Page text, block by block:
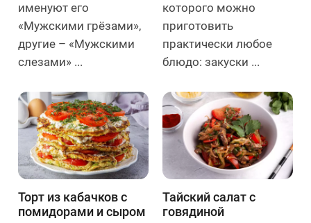
именуют его
«Мужскими грёзами»,
другие – «Мужскими
слезами» ...
которого можно
приготовить
практически любое
блюдо: закуски ...
Торт из кабачков с
помидорами и сыром
Тайский салат с
говядиной